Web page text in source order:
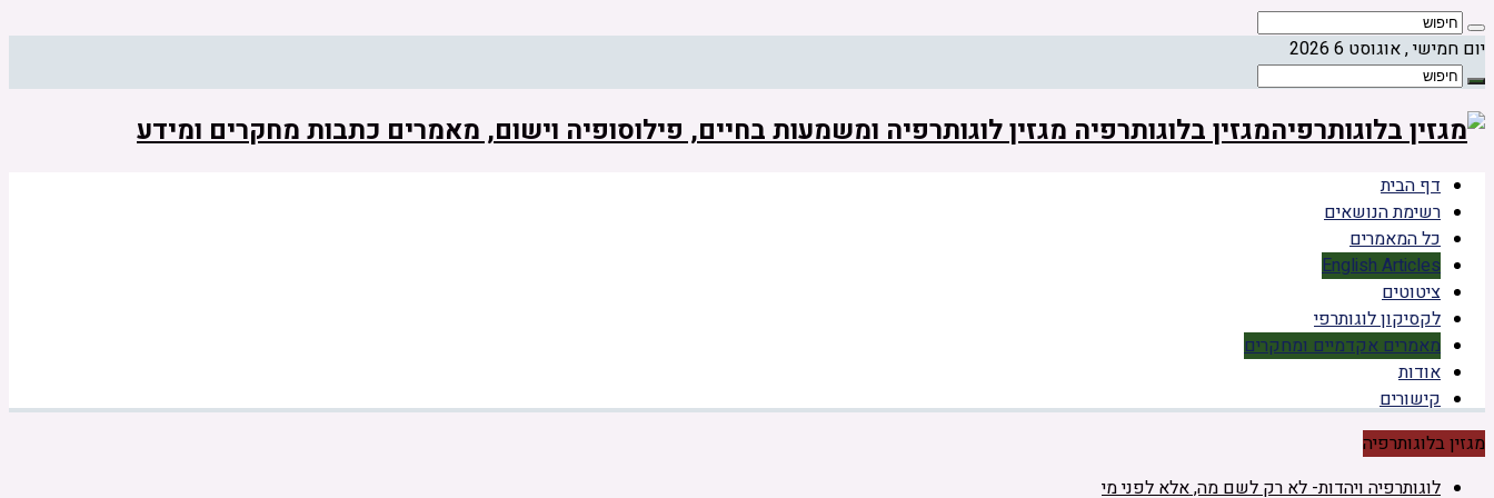
יום חמישי , אוגוסט 6 2026
מגזין בלוגותרפיה מגזין לוגותרפיה ומשמעות בחיים, פילוסופיה וישום, מאמרים כתבות מחקרים ומידע
דף הבית
רשימת הנושאים
כל המאמרים
English Articles
ציטוטים
לקסיקון לוגותרפי
מאמרים אקדמיים ומחקרים
אודות
קישורים
מגזין בלוגותרפיה
לוגותרפיה ויהדות- לא רק לשם מה, אלא לפני מי